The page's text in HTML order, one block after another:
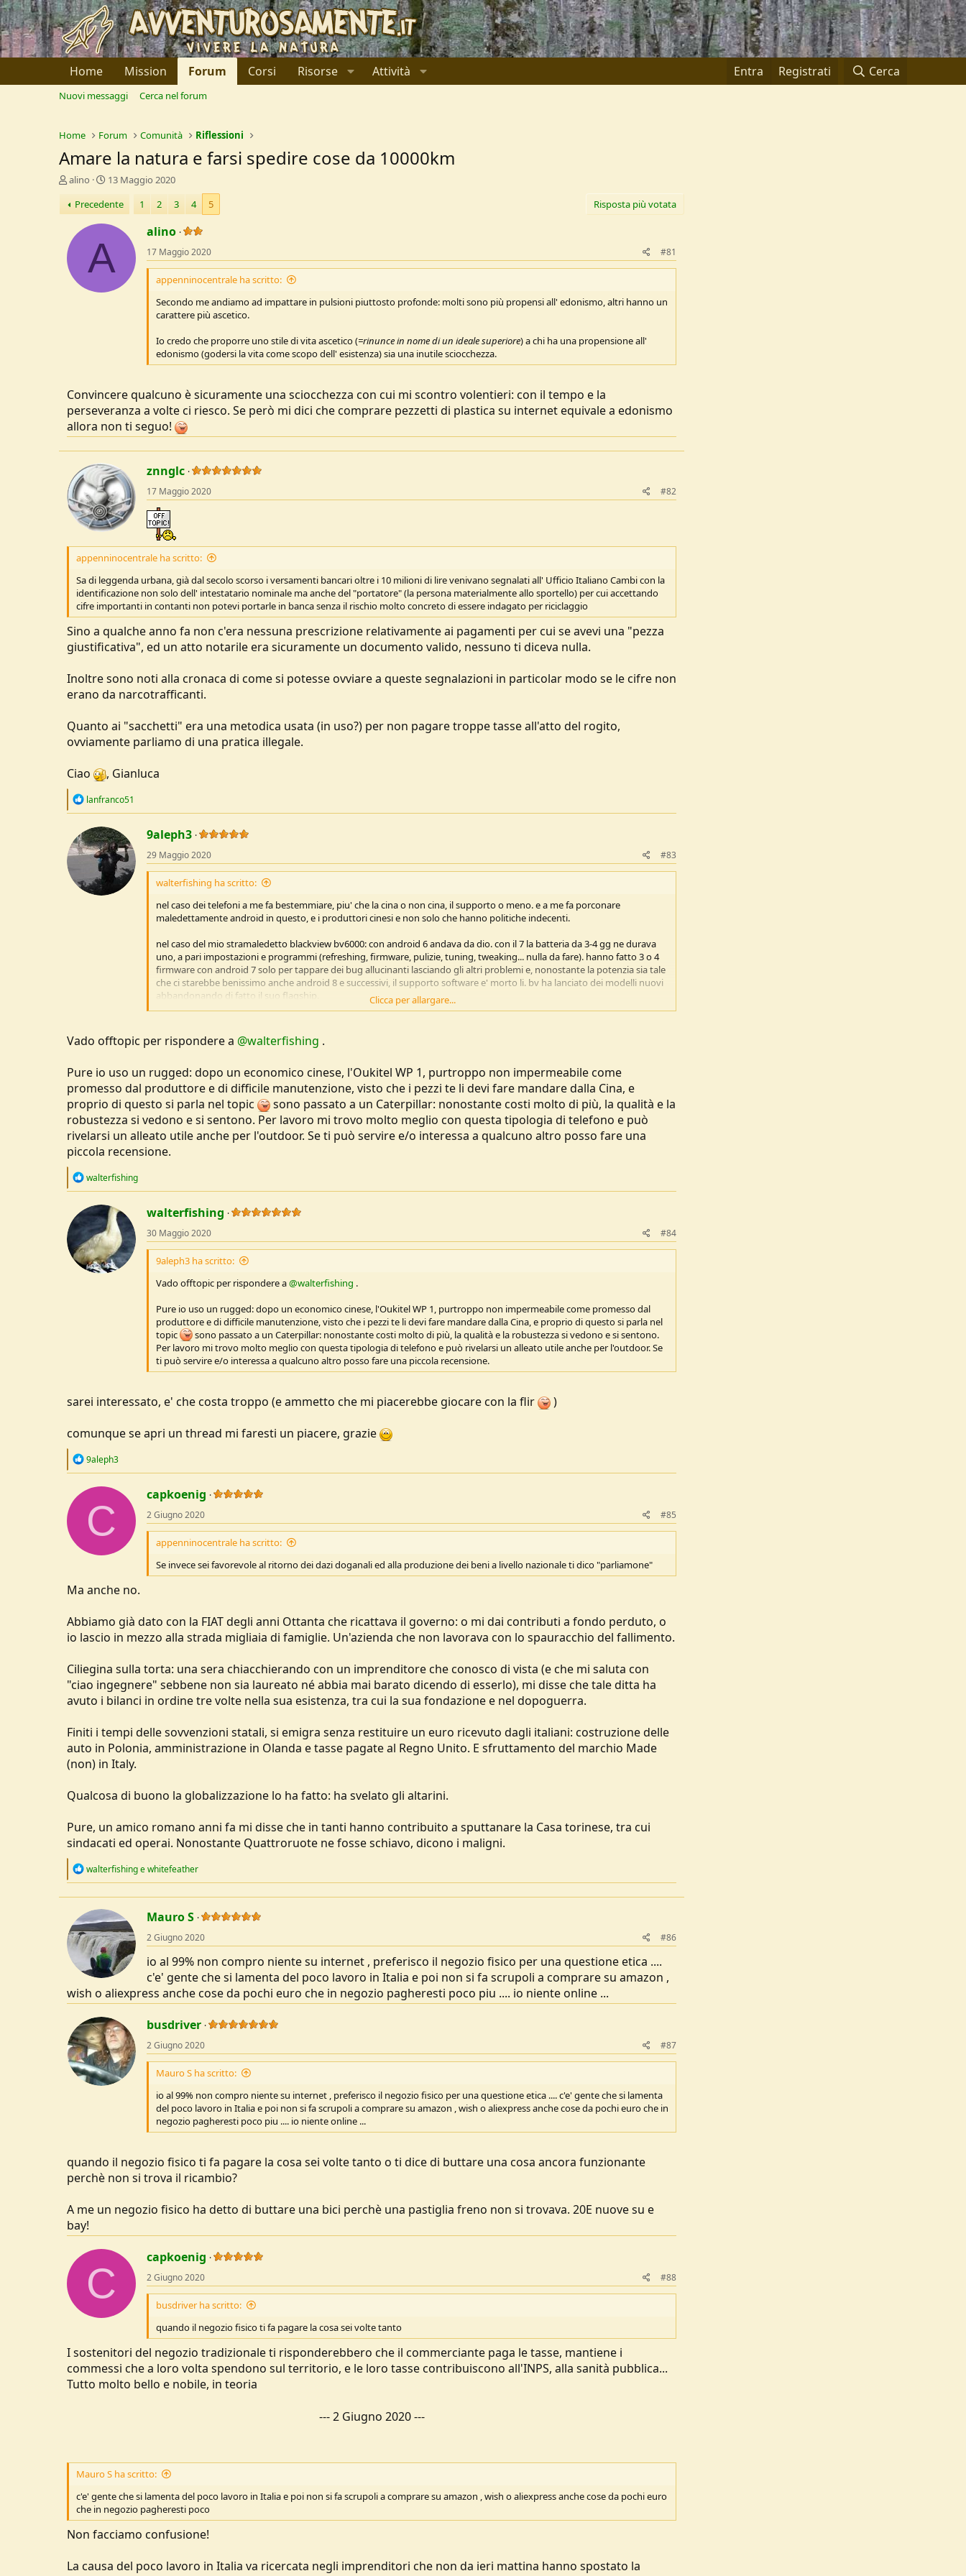
Home Mission Forum Corsi Risorse Attività Entra Registrati Cerca
Nuovi messaggi Cerca nel forum
Home Forum Comunità Riflessioni
Amare la natura e farsi spedire cose da 10000km
C
e
a
o
e
D
n
e
alino
D
t
a
I
n
z
13 Maggio 2020
Precedente
1 2 3 4 5 Risposta più votata
A
alino
17 Maggio 2020 #81
appenninocentrale ha scritto:
Secondo me andiamo ad impattare in pulsioni piuttosto profonde: molti sono più propensi all' edonismo, altri hanno un
carattere più ascetico.
Io credo che proporre uno stile di vita ascetico (=rinunce in nome di un ideale superiore) a chi ha una propensione all'
edonismo (godersi la vita come scopo dell' esistenza) sia una inutile sciocchezza.
Convincere qualcuno è sicuramente una sciocchezza con cui mi scontro volentieri: con il tempo e la
perseveranza a volte ci riesco. Se però mi dici che comprare pezzetti di plastica su internet equivale a edonismo
allora non ti seguo!
znnglc
17 Maggio 2020 #82
appenninocentrale ha scritto:
Sa di leggenda urbana, già dal secolo scorso i versamenti bancari oltre i 10 milioni di lire venivano segnalati all' Ufficio Italiano Cambi con la
identificazione non solo dell' intestatario nominale ma anche del "portatore" (la persona materialmente allo sportello) per cui accettando
cifre importanti in contanti non potevi portarle in banca senza il rischio molto concreto di essere indagato per riciclaggio
Sino a qualche anno fa non c'era nessuna prescrizione relativamente ai pagamenti per cui se avevi una "pezza
giustificativa", ed un atto notarile era sicuramente un documento valido, nessuno ti diceva nulla.
Inoltre sono noti alla cronaca di come si potesse ovviare a queste segnalazioni in particolar modo se le cifre non
erano da narcotrafficanti.
Quanto ai "sacchetti" era una metodica usata (in uso?) per non pagare troppe tasse all'atto del rogito,
ovviamente parliamo di una pratica illegale.
Ciao
, Gianluca
R
c
t
i
s
lanfranco51
9aleph3
29 Maggio 2020 #83
walterfishing ha scritto:
nel caso dei telefoni a me fa bestemmiare, piu' che la cina o non cina, il supporto o meno. e a me fa porconare
maledettamente android in questo, e i produttori cinesi e non solo che hanno politiche indecenti.
nel caso del mio stramaledetto blackview bv6000: con android 6 andava da dio. con il 7 la batteria da 3-4 gg ne durava
uno, a pari impostazioni e programmi (refreshing, firmware, pulizie, tuning, tweaking... nulla da fare). hanno fatto 3 o 4
firmware con android 7 solo per tappare dei bug allucinanti lasciando gli altri problemi e, nonostante la potenzia sia tale
che ci starebbe benissimo anche android 8 e successivi, il supporto software e' morto li. bv ha lanciato dei modelli nuovi
abbandonando di fatto il suo flagship.
aumentati di prezzo in modo allucinante (questo l'ho pagato 150-160 e, 3 gb ram e 32 rom, quando telefonini simili non
rugged costavano sui 100 e; qualche mese dopo i prezzi sono raddoppiati). e purtroppo temo che dovro' comprare di
Clicca per allargare...
Vado offtopic per rispondere a @walterfishing .
Pure io uso un rugged: dopo un economico cinese, l'Oukitel WP 1, purtroppo non impermeabile come
promesso dal produttore e di difficile manutenzione, visto che i pezzi te li devi fare mandare dalla Cina, e
proprio di questo si parla nel topic
sono passato a un Caterpillar: nonostante costi molto di più, la qualità e la
robustezza si vedono e si sentono. Per lavoro mi trovo molto meglio con questa tipologia di telefono e può
rivelarsi un alleato utile anche per l'outdoor. Se ti può servire e/o interessa a qualcuno altro posso fare una
piccola recensione.
R
c
o
n
s
walterfishing
walterfishing
30 Maggio 2020 #84
9aleph3 ha scritto:
Vado offtopic per rispondere a@walterfishing .
Pure io uso un rugged: dopo un economico cinese, l'Oukitel WP 1, purtroppo non impermeabile come promesso dal
produttore e di difficile manutenzione, visto che i pezzi te li devi fare mandare dalla Cina, e proprio di questo si parla nel
topic
sono passato a un Caterpillar: nonostante costi molto di più, la qualità e la robustezza si vedono e si sentono.
Per lavoro mi trovo molto meglio con questa tipologia di telefono e può rivelarsi un alleato utile anche per l'outdoor. Se
ti può servire e/o interessa a qualcuno altro posso fare una piccola recensione.
sarei interessato, e' che costa troppo (e ammetto che mi piacerebbe giocare con la flir
)
comunque se apri un thread mi faresti un piacere, grazie
R
c
o
s
9aleph3
C
capkoenig
2 Giugno 2020 #85
appenninocentrale ha scritto:
Se invece sei favorevole al ritorno dei dazi doganali ed alla produzione dei beni a livello nazionale ti dico "parliamone"
Ma anche no.
Abbiamo già dato con la FIAT degli anni Ottanta che ricattava il governo: o mi dai contributi a fondo perduto, o
io lascio in mezzo alla strada migliaia di famiglie. Un'azienda che non lavorava con lo spauracchio del fallimento.
Ciliegina sulla torta: una sera chiacchierando con un imprenditore che conosco di vista (e che mi saluta con
"ciao ingegnere" sebbene non sia laureato né abbia mai barato dicendo di esserlo), mi disse che tale ditta ha
avuto i bilanci in ordine tre volte nella sua esistenza, tra cui la sua fondazione e nel dopoguerra.
Finiti i tempi delle sovvenzioni statali, si emigra senza restituire un euro ricevuto dagli italiani: costruzione delle
auto in Polonia, amministrazione in Olanda e tasse pagate al Regno Unito. E sfruttamento del marchio Made
(non) in Italy.
Qualcosa di buono la globalizzazione lo ha fatto: ha svelato gli altarini.
Pure, un amico romano anni fa mi disse che in tanti hanno contribuito a sputtanare la Casa torinese, tra cui
sindacati ed operai. Nonostante Quattroruote ne fosse schiavo, dicono i maligni.
R
t
i
o
n
s
:
walterfishingewhitefeather
Mauro S
2 Giugno 2020 #86
io al 99% non compro niente su internet , preferisco il negozio fisico per una questione etica ....
c'e' gente che si lamenta del poco lavoro in Italia e poi non si fa scrupoli a comprare su amazon ,
wish o aliexpress anche cose da pochi euro che in negozio pagheresti poco piu .... io niente online ...
busdriver
2 Giugno 2020 #87
Mauro S ha scritto:
io al 99% non compro niente su internet , preferisco il negozio fisico per una questione etica .... c'e' gente che si lamenta
del poco lavoro in Italia e poi non si fa scrupoli a comprare su amazon , wish o aliexpress anche cose da pochi euro che in
negozio pagheresti poco piu .... io niente online ...
quando il negozio fisico ti fa pagare la cosa sei volte tanto o ti dice di buttare una cosa ancora funzionante
perchè non si trova il ricambio?
A me un negozio fisico ha detto di buttare una bici perchè una pastiglia freno non si trovava. 20E nuove su e
bay!
C
capkoenig
2 Giugno 2020 #88
busdriver ha scritto:
quando il negozio fisico ti fa pagare la cosa sei volte tanto
I sostenitori del negozio tradizionale ti risponderebbero che il commerciante paga le tasse, mantiene i
commessi che a loro volta spendono sul territorio, e le loro tasse contribuiscono all'INPS, alla sanità pubblica...
Tutto molto bello e nobile, in teoria
---2 Giugno 2020---
Mauro S ha scritto:
c'e' gente che si lamenta del poco lavoro in Italia e poi non si fa scrupoli a comprare su amazon , wish o aliexpress anche cose da pochi euro
che in negozio pagheresti poco
Non facciamo confusione!
La causa del poco lavoro in Italia va ricercata negli imprenditori che non da ieri mattina hanno spostato la